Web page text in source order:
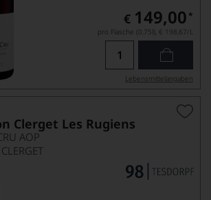
€ 149,00 *
pro Flasche (0.75l), € 198,67/L
Lebensmittel­angaben
Clerget Les Rugiens
AOP